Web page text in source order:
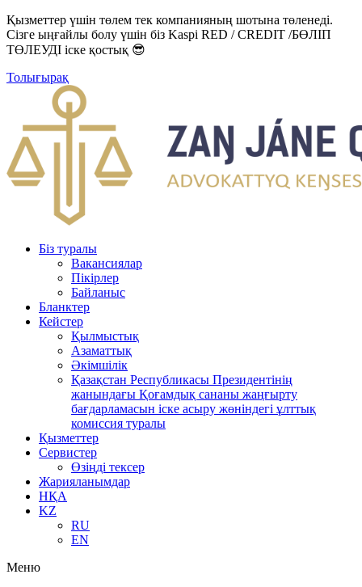
Қызметтер үшін төлем тек компанияның шотына төленеді.
Сізге ыңғайлы болу үшін біз Kaspi RED / CREDIT /БӨЛІП
ТӨЛЕУДІ іске қостық 😎
Толығырақ
Біз туралы
Вакансиялар
Пікірлер
Байланыс
Бланктер
Кейстер
Қылмыстық
Азаматтық
Әкімшілік
Қазақстан Республикасы Президентінің
жанындағы Қоғамдық сананы жаңғырту
бағдарламасын іске асыру жөніндегі ұлттық
комиссия туралы
Қызметтер
Сервистер
Өзіңді тексер
Жарияланымдар
НҚА
KZ
RU
EN
Меню